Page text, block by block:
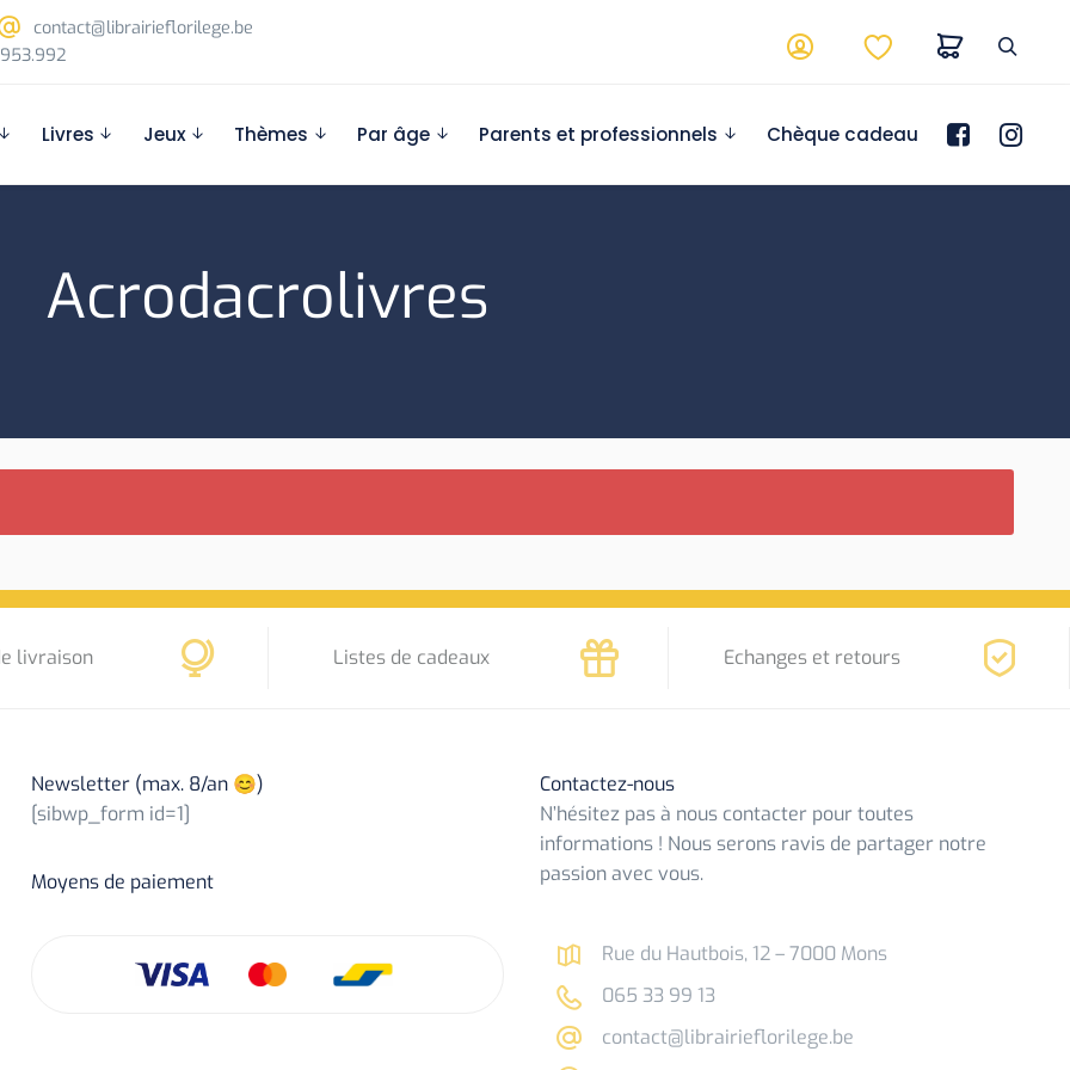
contact@librairieflorilege.be
Livres Jeux Thèmes Par âge Parents et professionnels Chèque cadeau
Acrodacrolivres
livraison Listes de cadeaux Echanges et retours
Newsletter (max. 8/an 😊)
[sibwp_form id=1]
Moyens de paiement
Contactez-nous
N’hésitez pas à nous contacter pour toutes
informations ! Nous serons ravis de partager notre
passion avec vous.
Rue du Hautbois, 12 – 7000 Mons
065 33 99 13
contact@librairieflorilege.be